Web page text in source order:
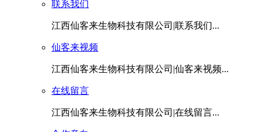
联系我们
江西仙客来生物科技有限公司|联系我们...
仙客来视频
江西仙客来生物科技有限公司|仙客来视频...
在线留言
江西仙客来生物科技有限公司|在线留言...